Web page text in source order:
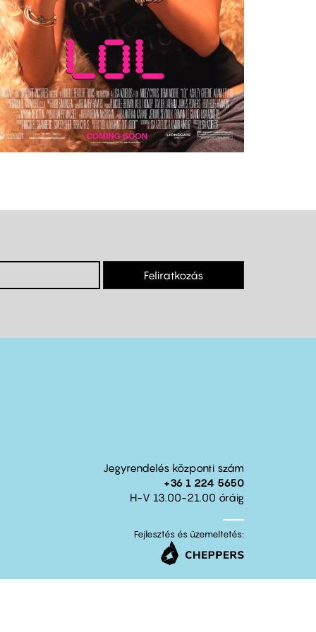
Feliratkozás
Jegyrendelés központi szám
+36 1 224 5650
H-V 13.00-21.00 óráig
Fejlesztés és üzemeltetés: